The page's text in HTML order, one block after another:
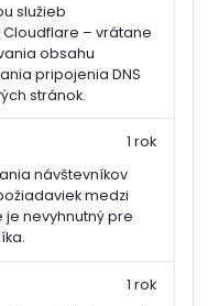
služieb
– vrátane
obsahu
pripojenia DNS
stránok.
návštevníkov
medzi
je nevyhnutný pre
1 rok
1 rok